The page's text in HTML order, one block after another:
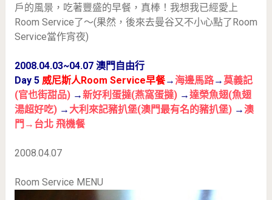
戶的風景，吃著豐盛的早餐，真棒！我想我已經愛上
Room Service了～(果然，後來去曼谷又不小心點了Room
Service當作宵夜)
2008.04.03~04.07 澳門自由行
Day 5 威尼斯人Room Service早餐→海邊馬路→ 莫義記
(官也街甜品) →新好利蛋撻(燕窩蛋撻)→達榮魚翅(魚翅
湯超好吃)→ 大利來記豬扒堡(澳門最有名的豬扒堡)→澳
門→台北 飛機餐
2008.04.07
Room Service MENU